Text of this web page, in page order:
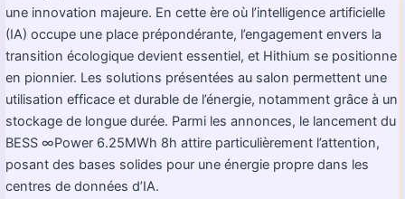
une innovation majeure. En cette ère où l’intelligence artificielle
(IA) occupe une place prépondérante, l’engagement envers la
transition écologique devient essentiel, et Hithium se positionne
en pionnier. Les solutions présentées au salon permettent une
utilisation efficace et durable de l’énergie, notamment grâce à un
stockage de longue durée. Parmi les annonces, le lancement du
BESS ∞Power 6.25MWh 8h attire particulièrement l’attention,
posant des bases solides pour une énergie propre dans les
centres de données d’IA.